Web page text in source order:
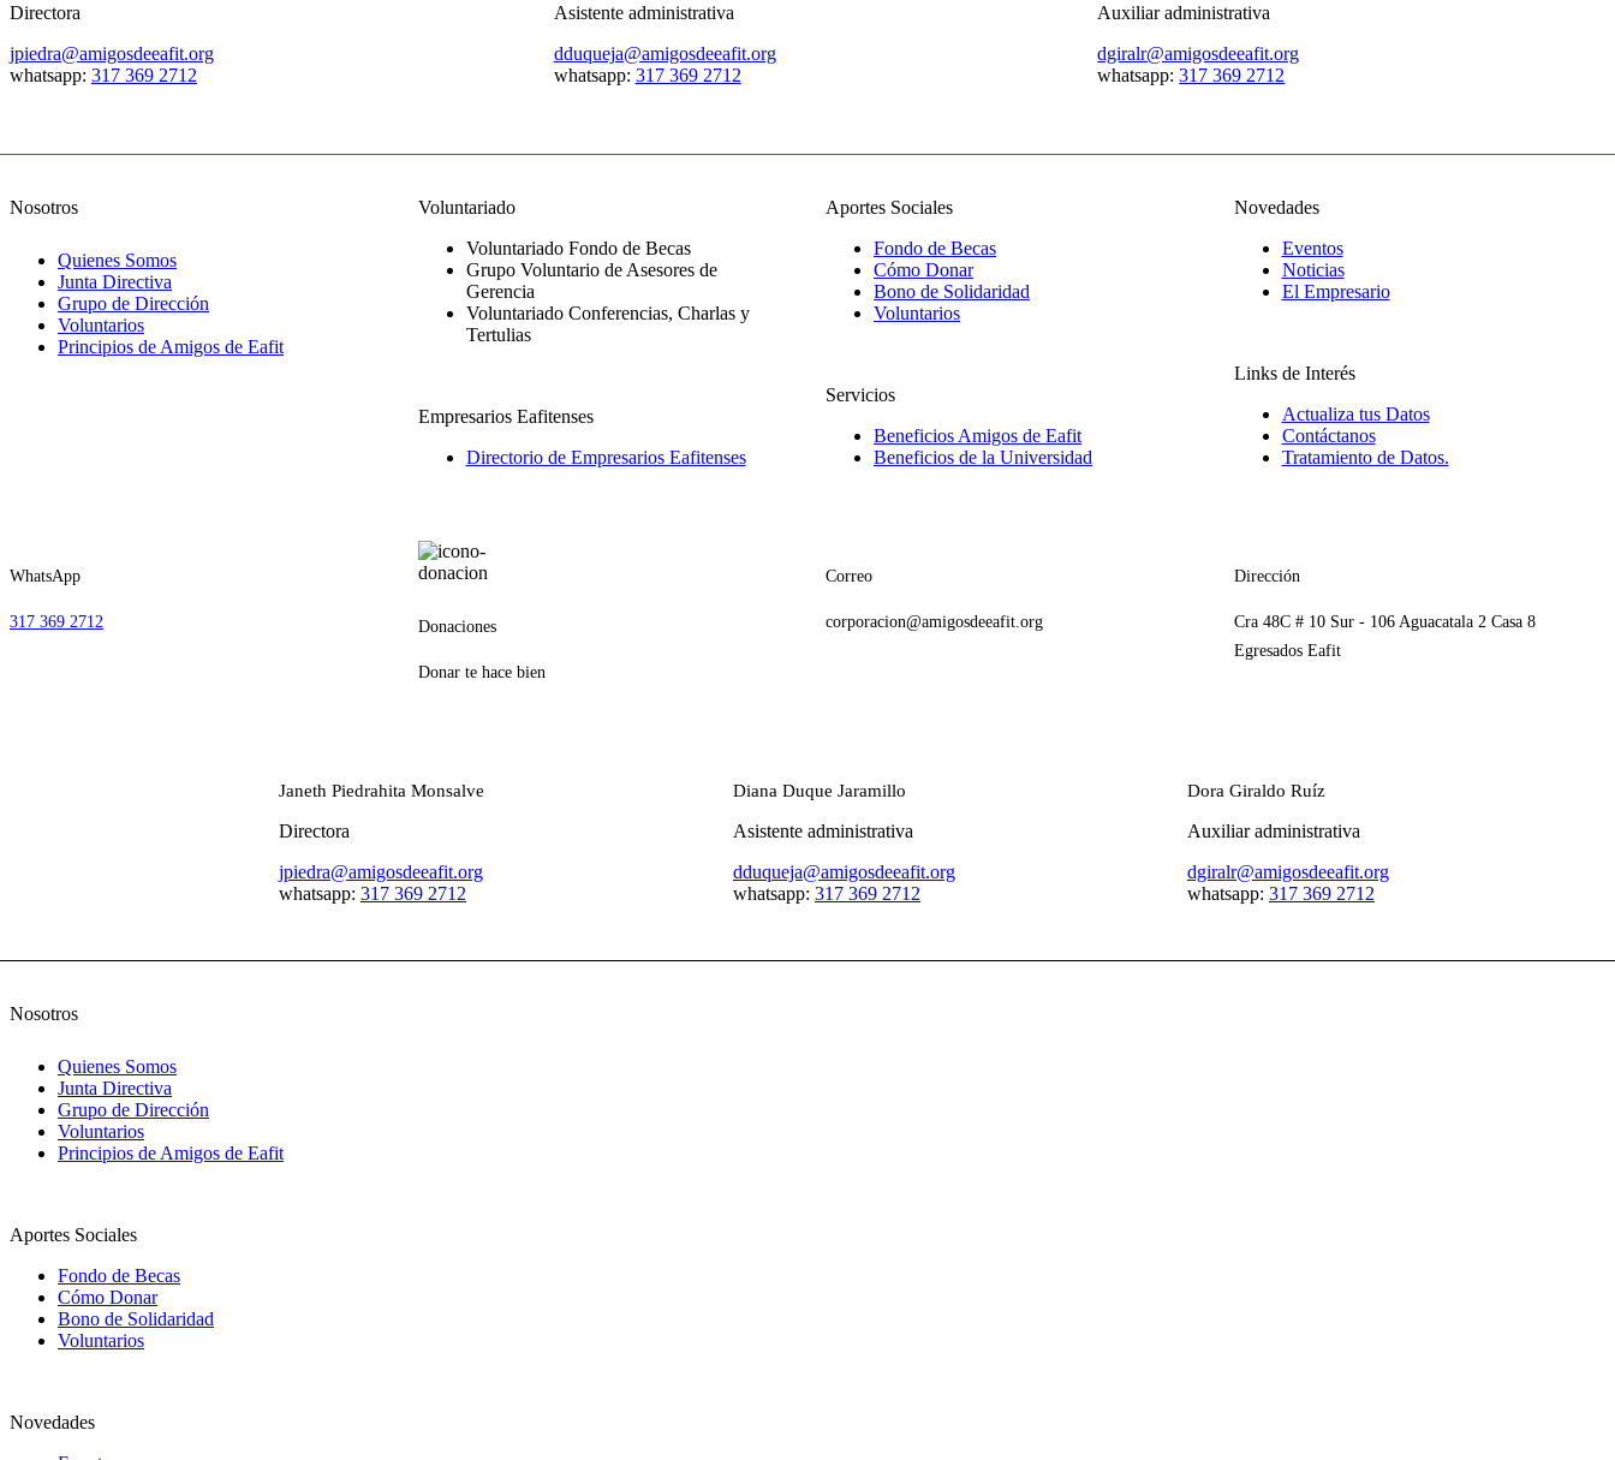
Directora
jpiedra@amigosdeeafit.org
whatsapp: 317 369 2712
Asistente administrativa
dduqueja@amigosdeeafit.org
whatsapp: 317 369 2712
Auxiliar administrativa
dgiralr@amigosdeeafit.org
whatsapp:317 369 2712
Nosotros
Quienes Somos
Junta Directiva
Grupo de Dirección
Voluntarios
Principios de Amigos de Eafit
Voluntariado
Voluntariado Fondo de Becas
Grupo Voluntario de Asesores de
Gerencia
Voluntariado Conferencias, Charlas y
Tertulias
Empresarios Eafitenses
Directorio de Empresarios Eafitenses
Aportes Sociales
Fondo de Becas
Cómo Donar
Bono de Solidaridad
Voluntarios
Servicios
Beneficios Amigos de Eafit
Beneficios de la Universidad
Novedades
Eventos
Noticias
El Empresario
Links de Interés
Actualiza tus Datos
Contáctanos
Tratamiento de Datos.
WhatsApp
317 369 2712 Donaciones
Donar te hace bien
Correo
corporacion@amigosdeeafit.org
Dirección
Cra 48C # 10 Sur - 106 Aguacatala 2 Casa 8
Egresados Eafit
Janeth Piedrahita Monsalve
Directora
jpiedra@amigosdeeafit.org
whatsapp: 317 369 2712
Diana Duque Jaramillo
Asistente administrativa
dduqueja@amigosdeeafit.org
whatsapp: 317 369 2712
Dora Giraldo Ruíz
Auxiliar administrativa
dgiralr@amigosdeeafit.org
whatsapp: 317 369 2712
Nosotros
Quienes Somos
Junta Directiva
Grupo de Dirección
Voluntarios
Principios de Amigos de Eafit
Aportes Sociales
Fondo de Becas
Cómo Donar
Bono de Solidaridad
Voluntarios
Novedades